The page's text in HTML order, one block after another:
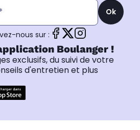
Ok
nous sur :
Boulanger !
exclusifs, du suivi de votre
d'entretien et plus